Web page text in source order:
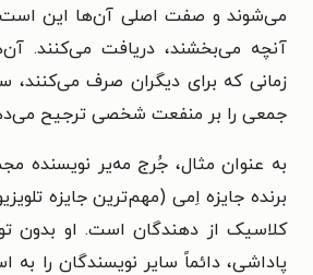
می‌شوند و صفت اصلی آن‌ها این است
آنچه می‌بخشند، دریافت می‌کنند.
زمانی که برای دیگران صرف می‌کنند،
جمعی را بر منفعت شخصی ترجیح
به عنوان مثال، جُرج مه‌یر نویسنده
برنده جایزه اِمی (مهم‌ترین جایزه
کلاسیک از دهندگان است. او بدون
پاداشی، دائماً سایر نویسندگان را به